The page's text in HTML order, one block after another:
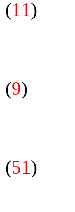
(11)
(9)
(51)